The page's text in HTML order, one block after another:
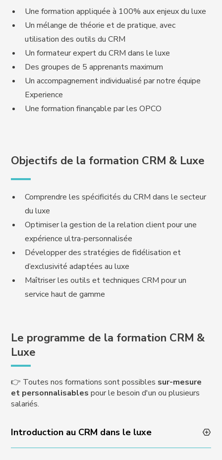
Une formation appliquée à 100% aux enjeux du luxe
Un mélange de théorie et de pratique, avec
utilisation des outils du CRM
Un formateur expert du CRM dans le luxe
Des groupes de 5 apprenants maximum
Un accompagnement individualisé par notre équipe
Experience
Une formation finançable par les OPCO
Objectifs de la formation CRM & Luxe
Comprendre les spécificités du CRM dans le secteur
du luxe
Optimiser la gestion de la relation client pour une
expérience ultra-personnalisée
Développer des stratégies de fidélisation et
d’exclusivité adaptées au luxe
Maîtriser les outils et techniques CRM pour un
service haut de gamme
Le programme de la formation CRM &
Luxe
👉 Toutes nos formations sont possibles sur-mesure
et personnalisables pour le besoin d'un ou plusieurs
salariés.
Introduction au CRM dans le luxe